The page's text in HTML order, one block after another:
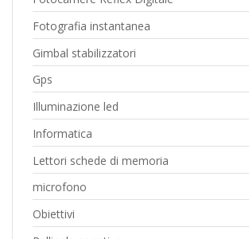
Fotografia instantanea
Gimbal stabilizzatori
Gps
Illuminazione led
Informatica
Lettori schede di memoria
microfono
Obiettivi